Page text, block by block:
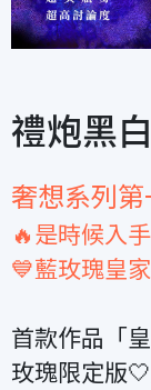
禮炮黑
奢想系列
🔥是時候入
💙藍玫瑰皇
首款作品「
玫瑰限定版